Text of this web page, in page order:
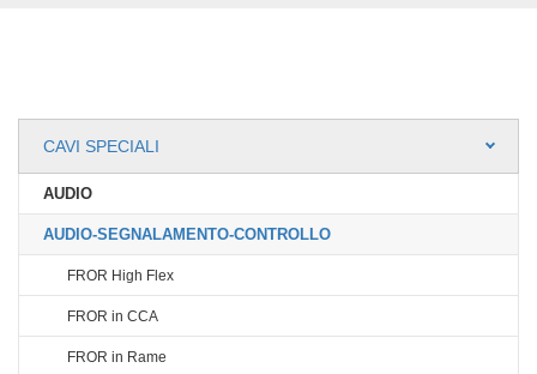
CAVI SPECIALI
AUDIO
AUDIO-SEGNALAMENTO-CONTROLLO
FROR High Flex
FROR in CCA
FROR in Rame